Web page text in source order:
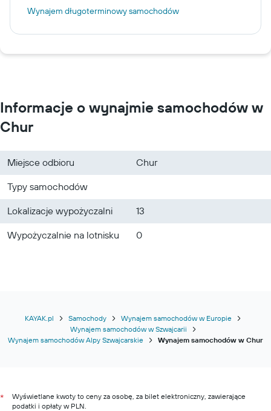
Wynajem długoterminowy samochodów
Informacje o wynajmie samochodów w
Chur
Miejsce odbioru
Chur
Typy samochodów
Lokalizacje wypożyczalni
13
Wypożyczalnie na lotnisku
0
KAYAK.pl Samochody
Wynajem samochodów w Europie
Wynajem samochodów w Szwajcarii
Wynajem samochodów Alpy Szwajcarskie
Wynajem samochodów w Chur
*
Wyświetlane kwoty to ceny za osobę, za bilet elektroniczny, zawierające
podatki i opłaty w PLN.